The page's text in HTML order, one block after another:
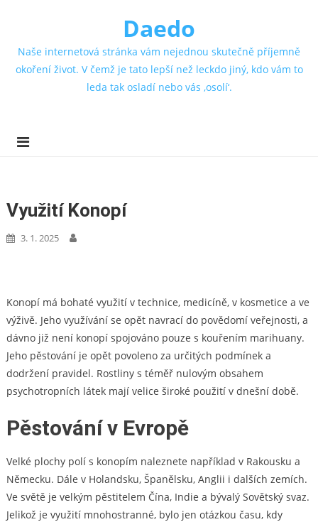
Daedo
Naše internetová stránka vám nejednou skutečně příjemně
okoření život. V čemž je tato lepší než leckdo jiný, kdo vám to
leda tak osladí nebo vás ‚osolí‘.
Využití Konopí
3. 1. 2025
Konopímá bohaté využití v technice, medicíně, v kosmetice a ve
výživě. Jeho využívání se opět navrací do povědomí veřejnosti, a
dávno již není konopí spojováno pouze s kouřením marihuany.
Jeho pěstování je opět povoleno za určitých podmínek a
dodržení pravidel. Rostliny s téměř nulovým obsahem
psychotropních látek mají velice široké použití v dnešní době.
Pěstování v Evropě
Velké plochy polí s konopím naleznete například v Rakousku a
Německu. Dále v Holandsku, Španělsku, Anglii i dalších zemích.
Ve světě je velkým pěstitelem Čína, Indie a bývalý Sovětský svaz.
Jelikož je využití mnohostranné, bylo jen otázkou času, kdy